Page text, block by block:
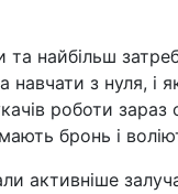
та найбільш
навчати з нуля,
роботи зараз
бронь і
активніше